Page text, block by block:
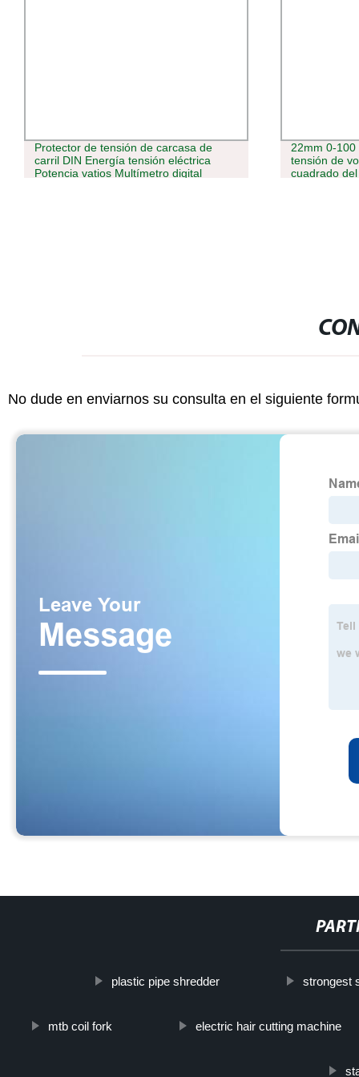
Protector de tensión de carcasa de
carril DIN Energía tensión eléctrica
Potencia vatios Multímetro digital
22mm 0-
tensión de
cuadrado
No dude en enviarnos su consulta en el siguiente
plastic pipe shredder strongest
mtb coil fork electric hair cutting machine